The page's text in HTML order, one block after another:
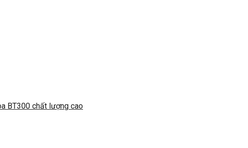
BT300 chất lượng cao